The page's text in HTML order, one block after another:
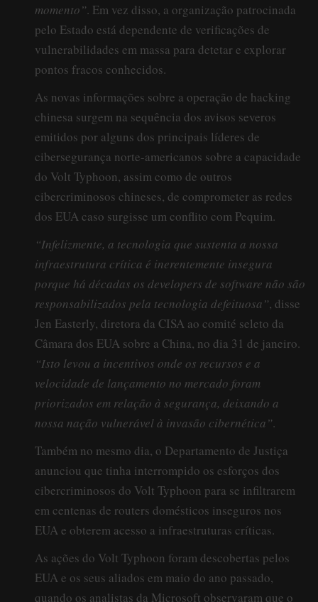
momento”. Em vez disso, a organização patrocinada
pelo Estado está dependente de verificações de
vulnerabilidades em massa para detetar e explorar
pontos fracos conhecidos.
As novas informações sobre a operação de hacking
chinesa surgem na sequência dos avisos severos
emitidos por alguns dos principais líderes de
cibersegurança norte-americanos sobre a capacidade
do Volt Typhoon, assim como de outros
cibercriminosos chineses, de comprometer as redes
dos EUA caso surgisse um conflito com Pequim.
“Infelizmente, a tecnologia que sustenta a nossa
infraestrutura crítica é inerentemente insegura
porque há décadas os developers de software não são
responsabilizados pela tecnologia defeituosa”, disse
Jen Easterly, diretora da CISA ao comité seleto da
Câmara dos EUA sobre a China, no dia 31 de janeiro.
“Isto levou a incentivos onde os recursos e a
velocidade de lançamento no mercado foram
priorizados em relação à segurança, deixando a
nossa nação vulnerável à invasão cibernética”.
Também no mesmo dia, o Departamento de Justiça
anunciou que tinha interrompido os esforços dos
cibercriminosos do Volt Typhoon para se infiltrarem
em centenas de routers domésticos inseguros nos
EUA e obterem acesso a infraestruturas críticas.
As ações do Volt Typhoon foram descobertas pelos
EUA e os seus aliados em maio do ano passado,
quando os analistas da Microsoft observaram que o